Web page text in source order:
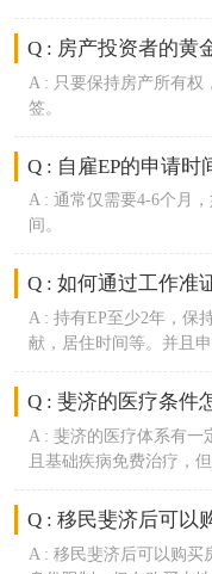
租金收益不用缴税，期
Q : 房产投资者的黄
A : 只要保持房产所有权
签。
Q : 自雇EP的申请时
A : 通常仅需要4-6个月
间。
Q : 如何通过工作准
A : 持有EP至少2年，保
献，居住时间等。并且
也是移民局的审核重点。
Q : 斐济的医疗条件
A : 斐济的医疗体系有一
且基础疾病免费治疗，
对于一些常见疾病和常
够提供相应的诊断和治
Q : 移民斐济后可以
A : 移民斐济后可以购买